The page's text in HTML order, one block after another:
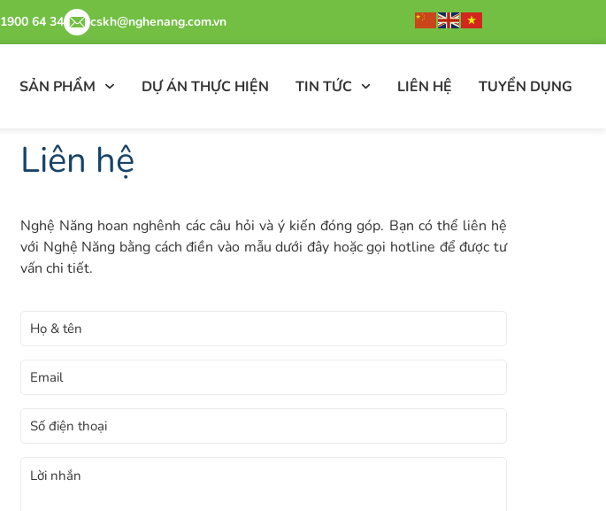
1900 64 34 cskh@nghenang.com.vn
SẢN PHẨM DỰ ÁN THỰC HIỆN TIN TỨC LIÊN HỆ TUYỂN DỤNG
Liên hệ
Nghệ Năng hoan nghênh các câu hỏi và ý kiến đóng góp. Bạn có thể liên hệ
với Nghệ Năng bằng cách điền vào mẫu dưới đây hoặc gọi hotline để được tư
vấn chi tiết.